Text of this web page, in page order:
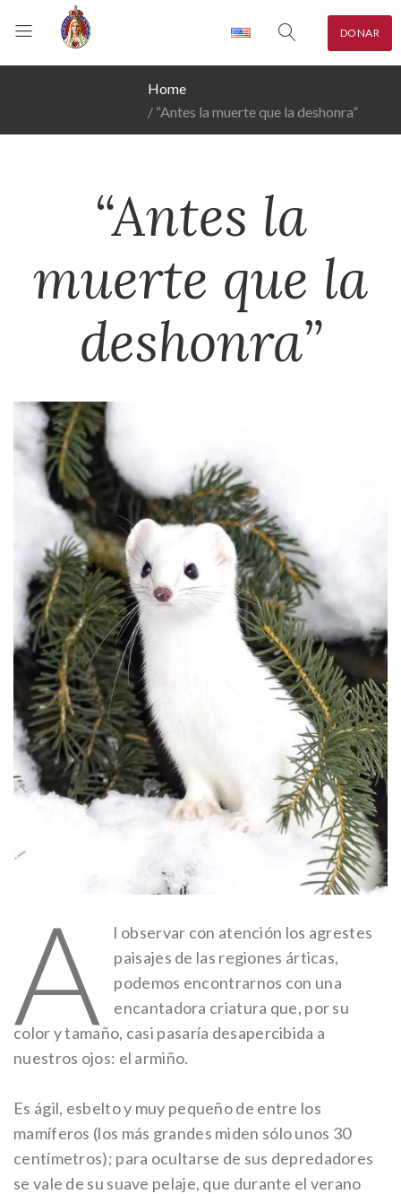
DONAR
Home
“Antes la muerte que la deshonra”
“Antes la
muerte que la
deshonra”
A
l observar con atención los agrestes
paisajes de las regiones árticas,
podemos encontrarnos con una
encantadora criatura que, por su
color y tamaño, casi pasaría desapercibida a
nuestros ojos: el armiño.
Es ágil, esbelto y muy pequeño de entre los
mamíferos (los más grandes miden sólo unos 30
centímetros); para ocultarse de sus depredadores
se vale de su suave pelaje, que durante el verano